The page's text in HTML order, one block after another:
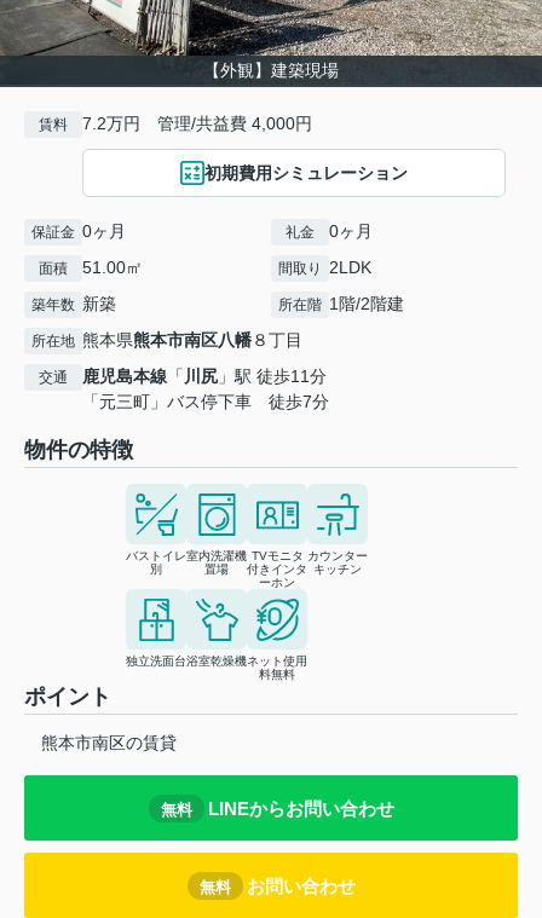
【外観】建築現場
賃料 7.2万円 管理/共益費 4,000円
初期費用シミュレーション
保証金 0ヶ月 礼金 0ヶ月
面積 51.00㎡ 間取り 2LDK
築年数 新築 所在階 1階/2階建
所在地 熊本県熊本市南区八幡８丁目
交通 鹿児島本線 「 川尻 」駅 徒歩11分
「元三町」バス停下車 徒歩7分
物件の特徴
バストイレ
別
室内洗濯機
置場
TVモニタ
付きインタ
ーホン
カウンター
キッチン
独立洗面台浴室乾燥機ネット使用
料無料
ポイント
熊本市南区の賃貸
無料 LINEからお問い合わせ
無料 お問い合わせ